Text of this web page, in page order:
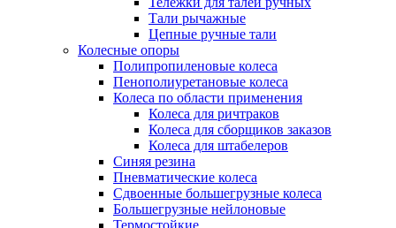
Тали рычажные
Цепные ручные тали
Колесные опоры
Полипропиленовые колеса
Пенополиуретановые колеса
Колеса по области применения
Колеса для ричтраков
Колеса для сборщиков заказов
Колеса для штабелеров
Синяя резина
Пневматические колеса
Сдвоенные большегрузные колеса
Большегрузные нейлоновые
Термостойкие